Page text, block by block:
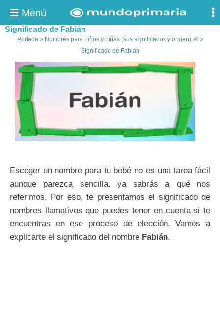
Menú
Significado de Fabián
Portada» Nombres para niños y niñas (sus significados y origen) 👶»
Significado de Fabián
Escoger un nombre para tu bebé no es una tarea fácil
aunque parezca sencilla, ya sabrás a qué nos
referimos. Por eso, te presentamos el significado de
nombres llamativos que puedes tener en cuenta si te
encuentras en ese proceso de elección. Vamos a
explicarte el significado del nombre Fabián.